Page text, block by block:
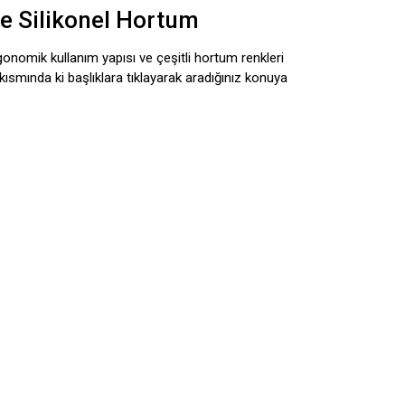
Silikonel Hortum
kullanım yapısı ve çeşitli hortum renkleri
ki başlıklara tıklayarak aradığınız konuya